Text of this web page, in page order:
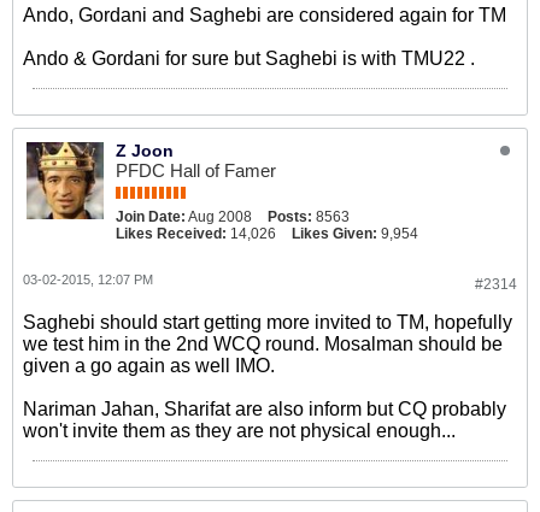
Ando, Gordani and Saghebi are considered again for TM
Ando & Gordani for sure but Saghebi is with TMU22 .
Z Joon
PFDC Hall of Famer
Join Date: Aug 2008 Posts: 8563
Likes Received: 14,026 Likes Given: 9,954
#2314
03-02-2015, 12:07 PM
Saghebi should start getting more invited to TM, hopefully
we test him in the 2nd WCQ round. Mosalman should be
given a go again as well IMO.
Nariman Jahan, Sharifat are also inform but CQ probably
won't invite them as they are not physical enough...